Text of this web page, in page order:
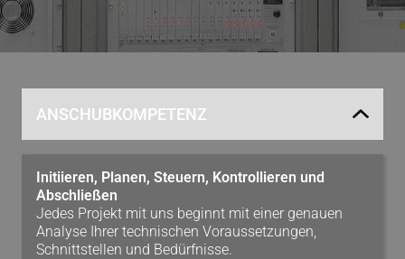
ANSCHUBKOMPETENZ
Initiieren, Planen, Steuern, Kontrollieren und
Abschließen
Jedes Projekt mit uns beginnt mit einer genauen
Analyse Ihrer technischen Voraussetzungen,
Schnittstellen und Bedürfnisse.